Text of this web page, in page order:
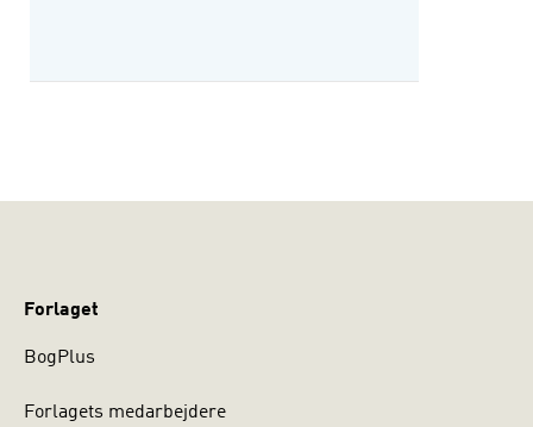
Forlaget
BogPlus
Forlagets medarbejdere